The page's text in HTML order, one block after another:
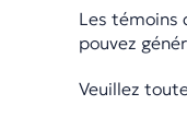
Les témoins
pouvez
Veuillez